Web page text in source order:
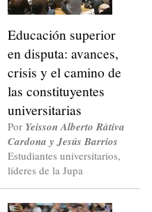
Educación superior
en disputa: avances,
crisis y el camino de
las constituyentes
universitarias
Por Yeisson Alberto Rátiva
Cardona y Jesús Barrios
Estudiantes universitarios,
líderes de la Jupa